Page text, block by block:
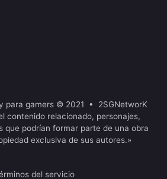
para gamers © 2021 • 2SGNetworK
contenido relacionado, personajes,
que podrían formar parte de una obra
exclusiva de sus autores.»
del servicio